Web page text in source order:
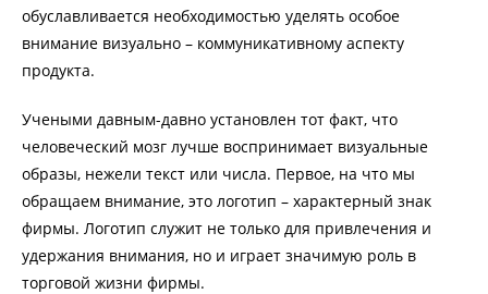
обуславливается необходимостью уделять особое
внимание визуально – коммуникативному аспекту
продукта.
Учеными давным-давно установлен тот факт, что
человеческий мозг лучше воспринимает визуальные
образы, нежели текст или числа. Первое, на что мы
обращаем внимание, это логотип – характерный знак
фирмы. Логотип служит не только для привлечения и
удержания внимания, но и играет значимую роль в
торговой жизни фирмы.